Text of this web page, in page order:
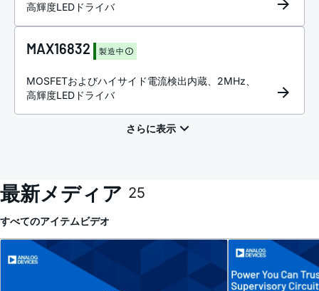
高輝度LEDドライバ
MAX16832 製造中
MOSFETおよびハイサイド電流検出内蔵、2MHz、
高輝度LEDドライバ
最新メディア 25
すべてのアイテムビデオ